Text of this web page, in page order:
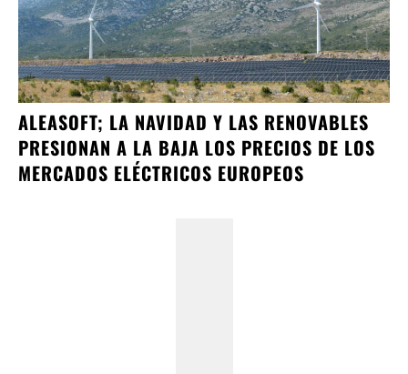
ALEASOFT; LA NAVIDAD Y LAS RENOVABLES
PRESIONAN A LA BAJA LOS PRECIOS DE LOS
MERCADOS ELÉCTRICOS EUROPEOS